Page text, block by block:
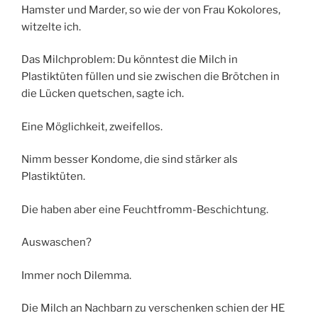
Hamster und Marder, so wie der von Frau Kokolores,
witzelte ich.
Das Milchproblem: Du könntest die Milch in
Plastiktüten füllen und sie zwischen die Brötchen in
die Lücken quetschen, sagte ich.
Eine Möglichkeit, zweifellos.
Nimm besser Kondome, die sind stärker als
Plastiktüten.
Die haben aber eine Feuchtfromm-Beschichtung.
Auswaschen?
Immer noch Dilemma.
Die Milch an Nachbarn zu verschenken schien der HE